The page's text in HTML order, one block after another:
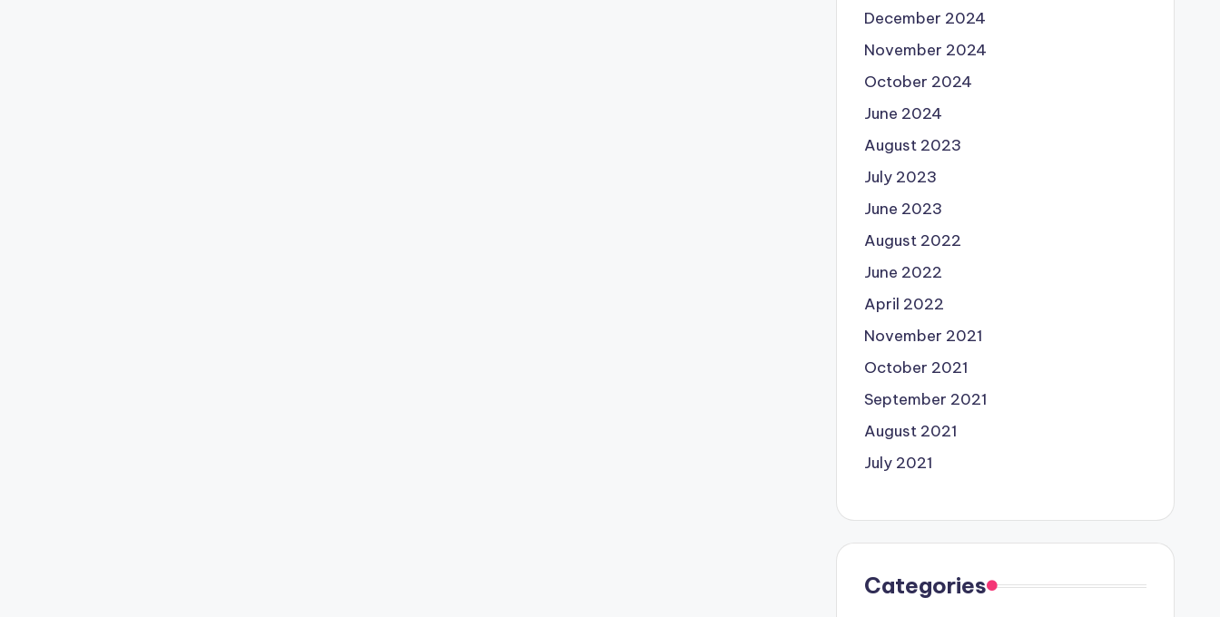
December 2024
November 2024
October 2024
June 2024
August 2023
July 2023
June 2023
August 2022
June 2022
April 2022
November 2021
October 2021
September 2021
August 2021
July 2021
Categories